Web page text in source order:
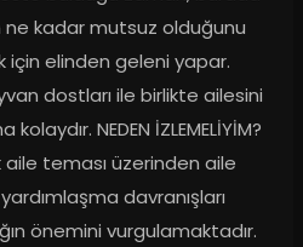
ne kadar mutsuz olduğunu
için elinden geleni yapar.
dostları ile birlikte ailesini
NEDEN İZLEMELİYİM?
teması üzerinden aile
davranışları
önemini vurgulamaktadır.